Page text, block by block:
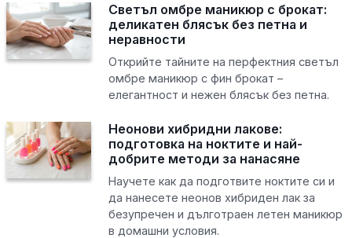
Светъл омбре маникюр с брокат:
деликатен блясък без петна и
неравности
Открийте тайните на перфектния светъл
омбре маникюр с фин брокат –
елегантност и нежен блясък без петна.
Неонови хибридни лакове:
подготовка на ноктите и най-
добрите методи за нанасяне
Научете как да подготвите ноктите си и
да нанесете неонов хибриден лак за
безупречен и дълготраен летен маникюр
в домашни условия.